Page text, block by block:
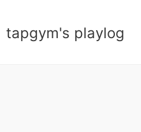
tapgym's playlog